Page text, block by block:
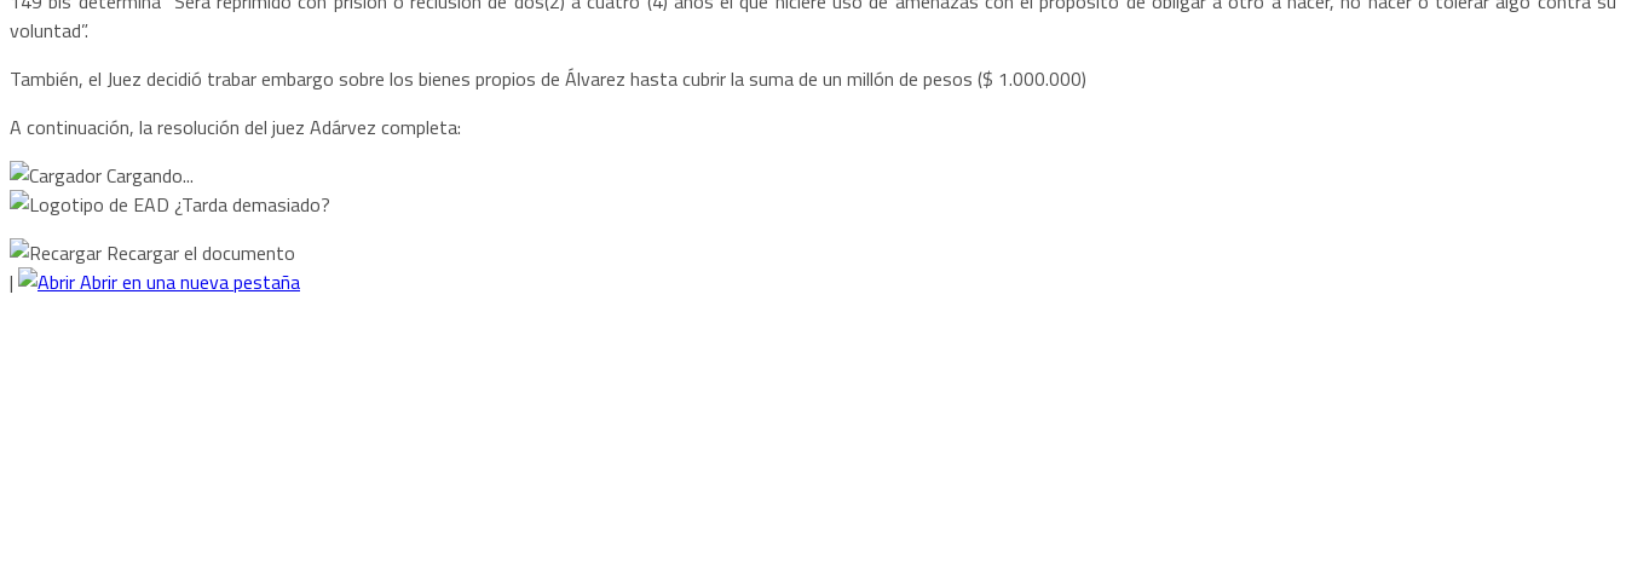
voluntad”.
También, el Juez decidió trabar embargo sobre los bienes propios de Álvarez hasta cubrir la suma de un millón de pesos ($ 1.000.000)
A continuación, la resolución del juez Adárvez completa:
Cargando...
¿Tarda demasiado?
Recargar el documento
|
Abrir en una nueva pestaña